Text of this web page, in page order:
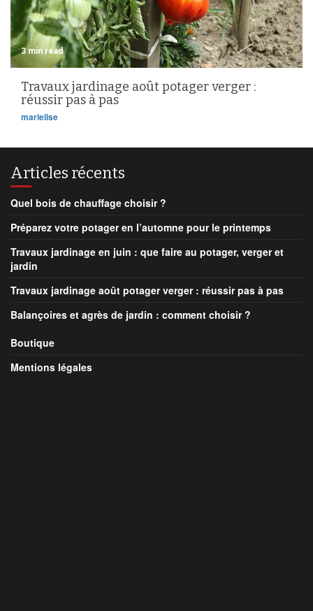
3 min read
Travaux jardinage août potager verger :
réussir pas à pas
marielise
Articles récents
Quel bois de chauffage choisir ?
Préparez votre potager en l’automne pour le printemps
Travaux jardinage en juin : que faire au potager, verger et
jardin
Travaux jardinage août potager verger : réussir pas à pas
Balançoires et agrès de jardin : comment choisir ?
Boutique
Mentions légales